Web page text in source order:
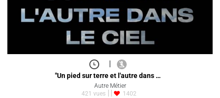
|
"Un pied sur terre et l'autre dans …
Autre Métier
421 vues
1402